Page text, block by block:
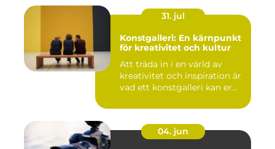
31. jul
Konstgalleri: En kärnpunkt
för kreativitet och kultur
Att träda in i en värld av
kreativitet och inspiration är
vad ett konstgalleri kan er...
04. jun